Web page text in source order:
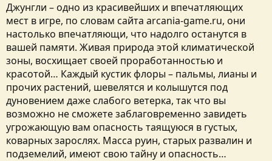
т
е
м
ы
о
з
д
а
н
и
я
о
р
и
я
Джунгли – одно из красивейших и впечатляющих
мест в игре, по словам сайта arcania-game.ru, они
настолько впечатляющи, что надолго останутся в
вашей памяти. Живая природа этой климатической
зоны, восхищает своей проработанностью и
красотой… Каждый кустик флоры – пальмы, лианы и
прочих растений, шевелятся и колышутся под
дуновением даже слабого ветерка, так что вы
возможно не сможете заблаговременно завидеть
угрожающую вам опасность таящуюся в густых,
коварных зарослях. Масса руин, старых развалин и
подземелий, имеют свою тайну и опасность…